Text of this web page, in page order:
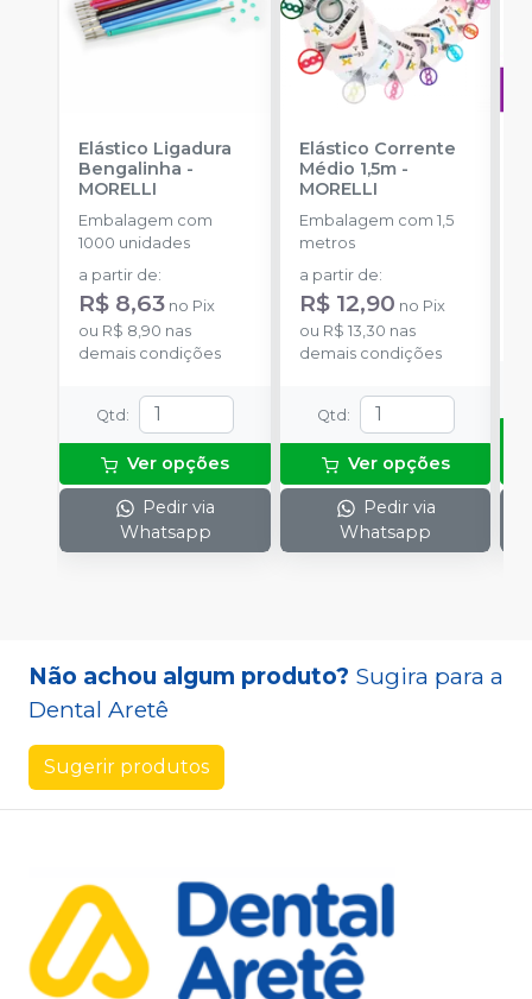
Elástico Ligadura
Bengalinha -
MORELLI
Embalagem com
1000 unidades
a partir de:
R$ 8,63 no Pix
ou R$ 8,90 nas
demais condições
Qtd:
Ver opções
Pedir via
Whatsapp
Elástico Corrente
Médio 1,5m-
MORELLI
Embalagem com 1,5
metros
a partir de:
R$ 12,90 no Pix
ou R$ 13,30 nas
demais condições
Qtd:
Ver opções
Pedir via
Whatsapp
Não achou algum produto? Sugira para a
Dental Aretê
Sugerir produtos